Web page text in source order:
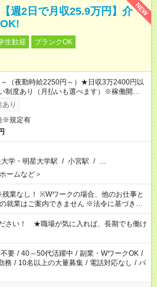
NEW
週2日で月収25.9万円】介
生歓迎
ブランクOK
（夜勤時給2250円～）★日収3万2400円以
制度あり（月払いも選べます）※稼働開始時
お支払いとなります。
り
※規定有
学・明星大学駅 / 小宮駅 / …
ームなど＞
場合、他のお仕事と
就業はご案内できません ※法令に基づき、
社会保険への加入対象となります ※労働者
の原則禁止）により、短時間・短期間の就
場合があります
さい！ ★職場が気に入れば、長期でも働け
要 / 40～50代活躍中 / 副業・WワークOK /
務 / 10名以上の大量募集 / 電話対応なし / パ